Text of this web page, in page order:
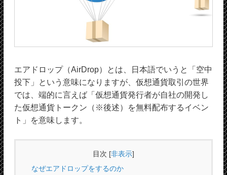
エアドロップ（AirDrop）とは、日本語でいうと「空中
投下」という意味になりますが、仮想通貨取引の世界
では、端的に言えば「仮想通貨発行者が自社の開発し
た仮想通貨トークン（※後述）を無料配布するイベン
ト」を意味します。
目次 [非表示]
なぜエアドロップをするのか